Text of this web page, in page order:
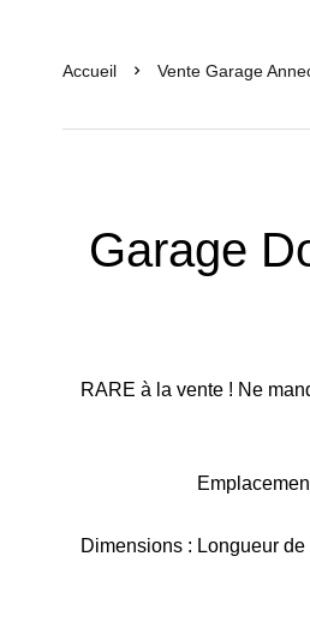
Accueil Vente Garage
Garage
RARE à la vente ! Ne
Dimensions : Longueur